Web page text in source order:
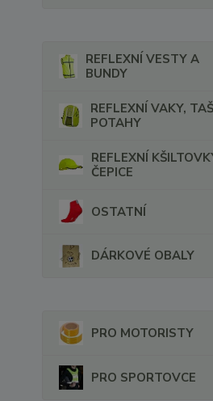
REFLEXNÍ VESTY A
BUNDY
REFLEXNÍ VAKY,
POTAHY
REFLEXNÍ
ČEPICE
OSTATNÍ
DÁRKOVÉ OBALY
PRO MOTORISTY
PRO SPORTOVCE